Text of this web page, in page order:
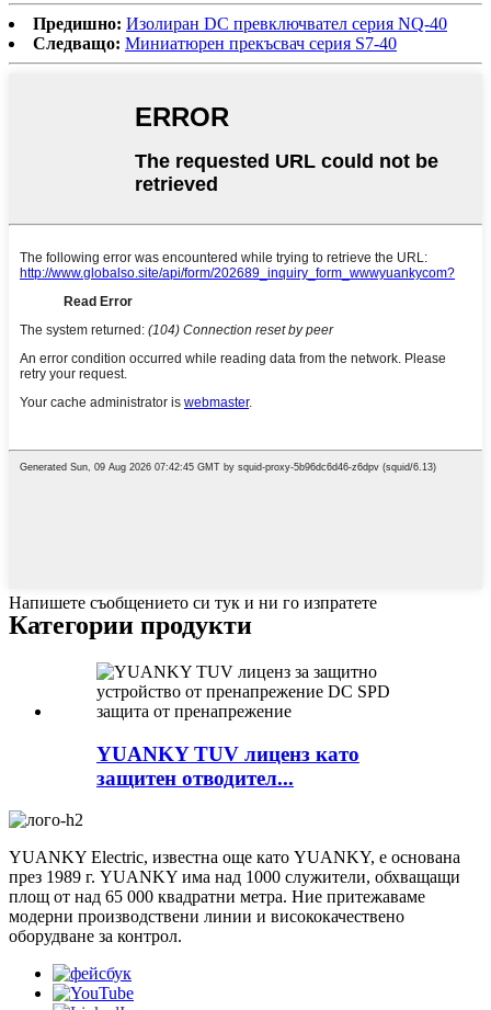
Предишно: Изолиран DC превключвател серия NQ-40
Следващо: Миниатюрен прекъсвач серия S7-40
Напишете съобщението си тук и ни го изпратете
Категории продукти
YUANKY TUV лиценз като
защитен отводител...
YUANKY Electric, известна още като YUANKY, е основана
през 1989 г. YUANKY има над 1000 служители, обхващащи
площ от над 65 000 квадратни метра. Ние притежаваме
модерни производствени линии и висококачествено
оборудване за контрол.